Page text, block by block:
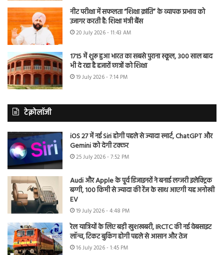
नीट परीक्षा में सफलता “शिक्षा क्रांति” के व्यापक प्रभाव को
उजागर करती है: शिक्षा मंत्री बैंस
20 July 2026 - 11:43 AM
1715 में शुरू हुआ भारत का सबसे पुराना स्कूल, 300 साल बाद
भी दे रहा है हजारों छात्रों को शिक्षा
19 July 2026 - 7:14 PM
टेक्नोलॉजी
iOS 27 में नई Siri होगी पहले से ज्यादा स्मार्ट, ChatGPT और
Gemini को देगी टक्कर
25 July 2026 - 7:52 PM
Audi और Apple के पूर्व डिजाइनरों ने बनाई लग्जरी इलेक्ट्रिक
बग्गी, 100 किमी से ज्यादा की रेंज के साथ आएगी यह अनोखी
EV
19 July 2026 - 4:48 PM
रेल यात्रियों के लिए बड़ी खुशखबरी, IRCTC की नई वेबसाइट
लॉन्च, टिकट बुकिंग होगी पहले से आसान और तेज
16 July 2026 - 1:45 PM